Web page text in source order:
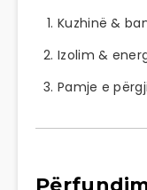
Kuzhinë &
Izolim &
Pamje e